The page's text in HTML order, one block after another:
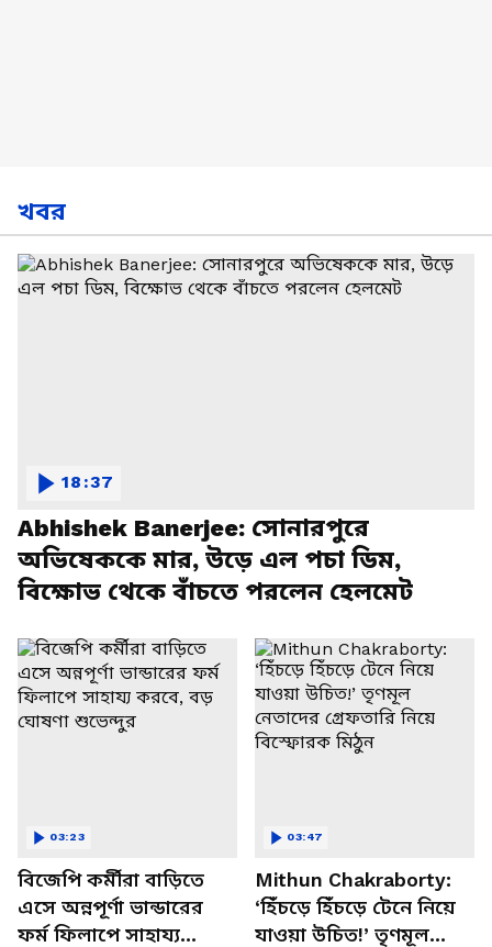
খবর
Abhishek Banerjee: সোনারপুরে
অভিষেককে মার, উড়ে এল পচা ডিম,
বিক্ষোভ থেকে বাঁচতে পরলেন হেলমেট
18:37
বিজেপি কর্মীরা বাড়িতে
এসে অন্নপূর্ণা ভান্ডারের
ফর্ম ফিলাপে সাহায্য
03:23
Mithun Chakraborty:
‘হিঁচড়ে হিঁচড়ে টেনে নিয়ে
যাওয়া উচিত!’ তৃণমূল
03:47